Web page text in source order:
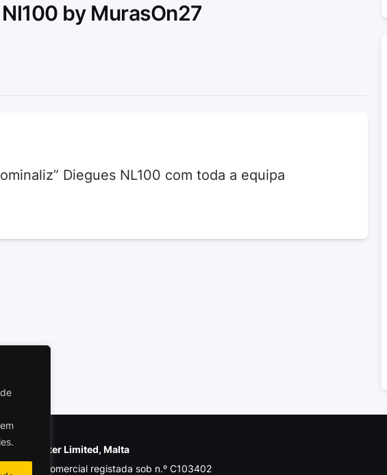
by MurasOn27
Diegues NL100 com toda a equipa
Poker Limited, Malta
Sociedade comercial registada sob n.º C103402